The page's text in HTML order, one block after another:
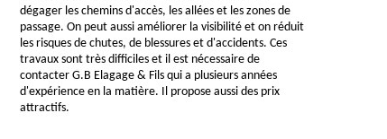
dégager les chemins d'accès, les allées et les zones de
passage. On peut aussi améliorer la visibilité et on réduit
les risques de chutes, de blessures et d'accidents. Ces
travaux sont très difficiles et il est nécessaire de
contacter G.B Elagage & Fils qui a plusieurs années
d'expérience en la matière. Il propose aussi des prix
attractifs.